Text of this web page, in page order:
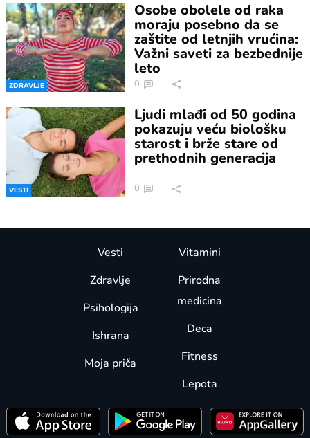
ZDRAVLJE
Osobe obolele od raka
moraju posebno da se
zaštite od letnjih vrućina:
Važni saveti za bezbednije
leto
0
VESTI
Ljudi mlađi od 50 godina
pokazuju veću biološku
starost i brže stare od
prethodnih generacija
0
Vesti
Zdravlje
Psihologija
Ishrana
Moja priča
Vitamini
Prirodna
medicina
Deca
Fitness
Lepota